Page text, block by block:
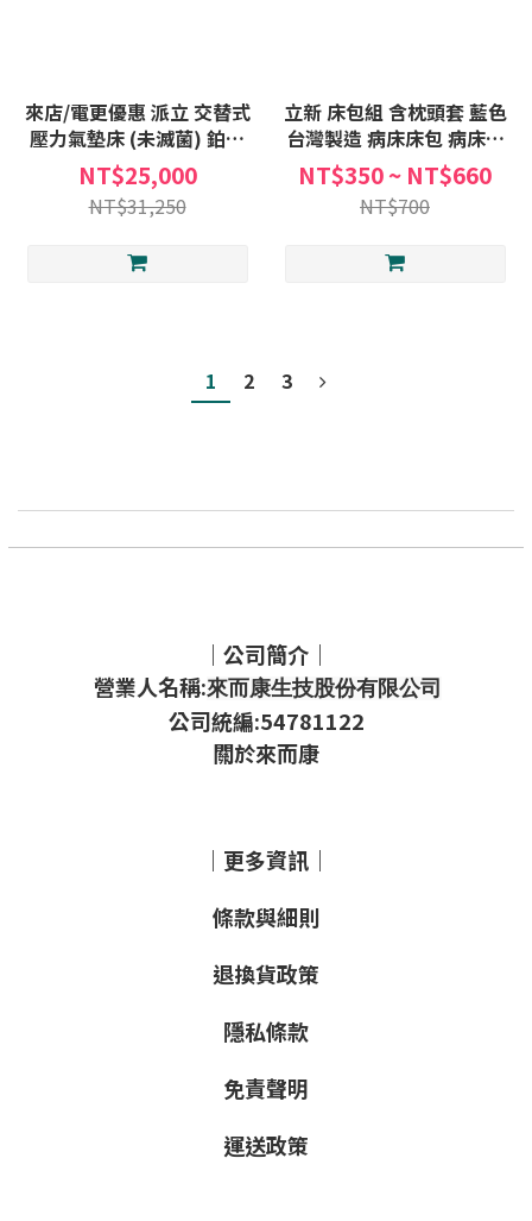
來店/電更優惠 派立 交替式
壓力氣墊床 (未滅菌) 鉑金
8555 5吋23管 日形 圓管 長
照B款 身障進階款 贈:床包
X1+中單X1
NT$25,000
NT$31,250
立新 床包組 含枕頭套 藍色
台灣製造 病床床包 病床床
罩 護理床床包 電動床床包
氣墊床床包
NT$350 ~ NT$660
NT$700
1 2 3
｜公司簡介｜
營業人名稱:來而康生技股份有限公司
公司統編:54781122
關於來而康
｜更多資訊｜
條款與細則
退換貨政策
隱私條款
免責聲明
運送政策